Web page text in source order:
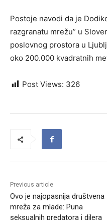
Postoje navodi da je
razgranatu mrežu” u
poslovnog prostora u
oko 200.000 kvadratnih
Post Views: 326
Previous article
Ovo je najopasnija društvena
mreža za mlade: Puna
seksualnih predatora i dilera